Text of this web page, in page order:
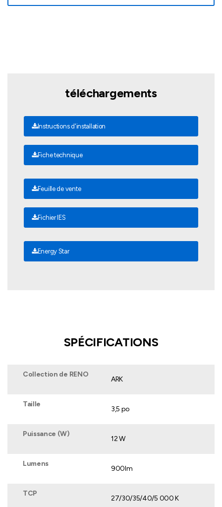
téléchargements
Instructions d'installation
Fiche technique
Feuille de vente
Fichier IES
Energy Star
SPÉCIFICATIONS
Collection de RENO
ARK
Taille
3,5 po
Puissance (W)
12 W
Lumens
900lm
TCP
27/30/35/40/5 000 K